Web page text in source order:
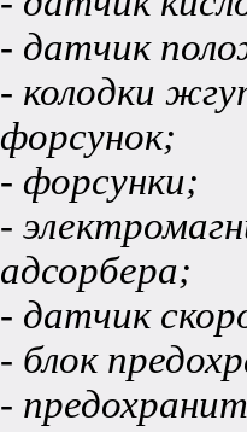
- датчик
- колодки
форсунок;
- форсунки;
-
адсорбера;
- датчик
- блок
-